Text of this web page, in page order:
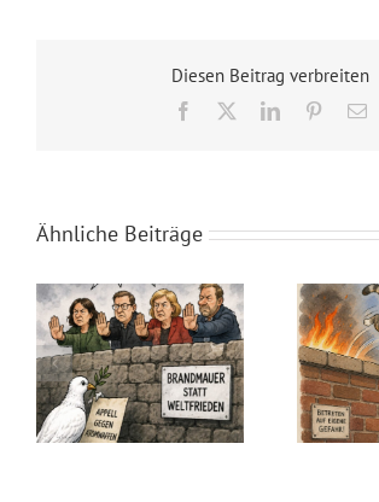
Diesen Beitrag verbreiten
Facebook LinkedInPinterest
E-
Ähnliche Beiträge